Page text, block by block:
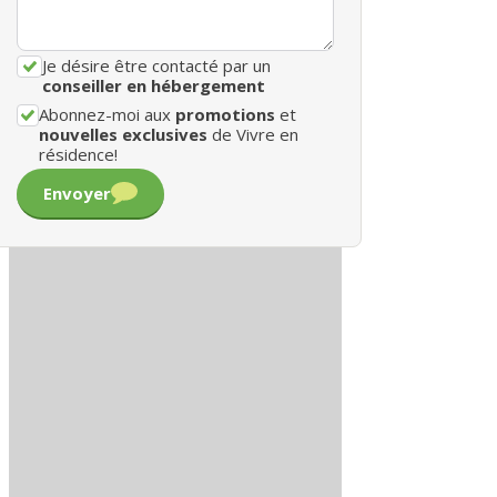
Je désire être contacté par un
conseiller en hébergement
Abonnez-moi aux promotions et
nouvelles exclusives de Vivre en
résidence!
Envoyer